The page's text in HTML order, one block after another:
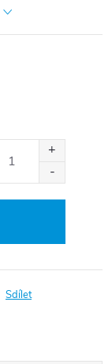
Sdílet